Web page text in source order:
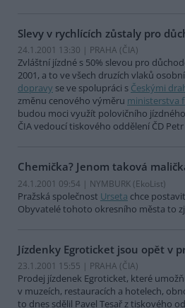
Slevy v rychlících zůstaly pro
24.1.2001 13:30 | PRAHA (ČIA)
Zvláštní jízdné s 50% slevou pro
2001, a to ve všech druzích vlaků
dopravy se ve spolupráci s Českými
změnu cenového výměru ministerstva
budou moci využít polovičního
ČIA vedoucí tiskového oddělení ČD
Chemička? Jenom taková
24.1.2001 09:54 | NYMBURK (EkoList)
Pražská společnost Urseta chce
Obyvatelé tohoto okresního města to
Jízdenky Egroticket jsou opět v
23.1.2001 15:55 | PRAHA (ČIA)
Prodej jízdenek Egroticket, které
v muzeích, restauracích a hotelech,
to dnes sdělil Pavel Tesař z tiskového